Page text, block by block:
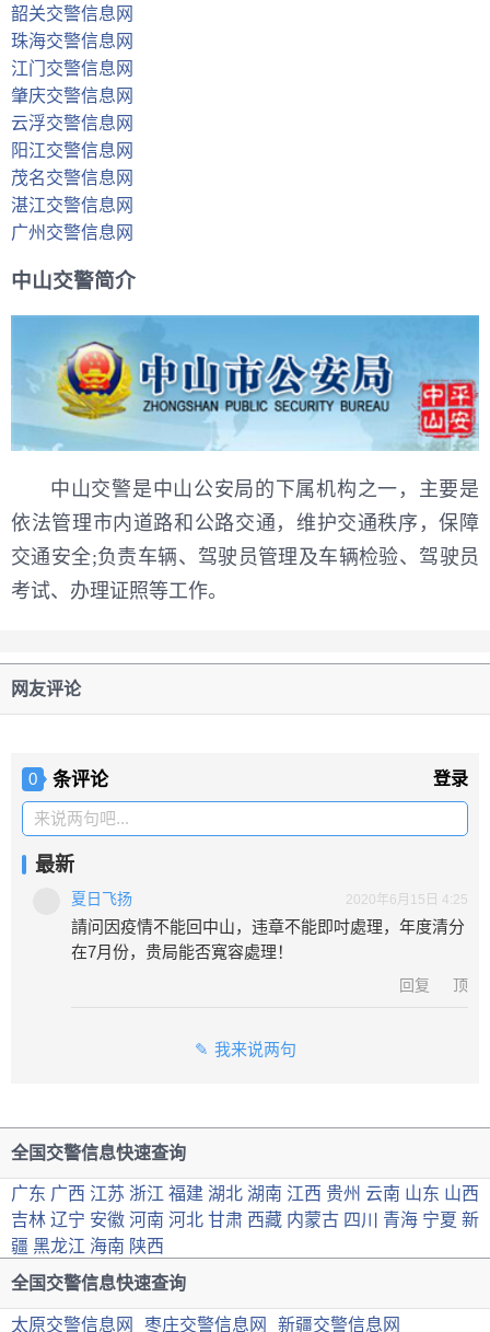
韶关交警信息网
珠海交警信息网
江门交警信息网
肇庆交警信息网
云浮交警信息网
阳江交警信息网
茂名交警信息网
湛江交警信息网
广州交警信息网
中山交警简介
中山交警是中山公安局的下属机构之一，主要是
依法管理市内道路和公路交通，维护交通秩序，保障
交通安全;负责车辆、驾驶员管理及车辆检验、驾驶员
考试、办理证照等工作。
网友评论
0 条评论 登录
来说两句吧...
最新
夏日飞扬 2020年6月15日 4:25
請问因疫情不能回中山，违章不能即吋處理，年度清分
在7月份，贵局能否寬容處理！
回复 顶
我来说两句
全国交警信息快速查询
广东 广西 江苏 浙江 福建 湖北 湖南 江西 贵州 云南 山东 山西
吉林 辽宁 安徽 河南 河北 甘肃 西藏 内蒙古 四川 青海 宁夏 新
疆 黑龙江 海南 陕西
全国交警信息快速查询
太原交警信息网 枣庄交警信息网 新疆交警信息网